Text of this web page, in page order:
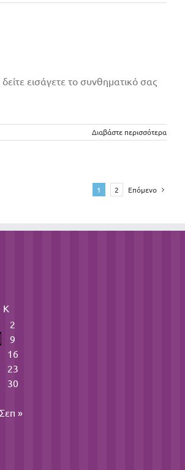
εισάγετε το συνθηματικό σας
Διαβάστε περισσότερα
1 2 Επόμενο
Κ
2
9
16
23
30
Σεπ »